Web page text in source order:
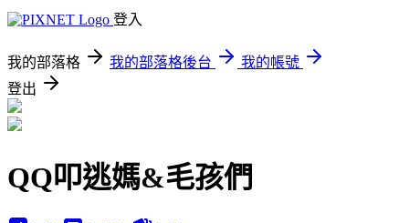
登入
我的部落格 我的部落格後台
我的帳號
登出
QQ叩逃媽&毛孩們